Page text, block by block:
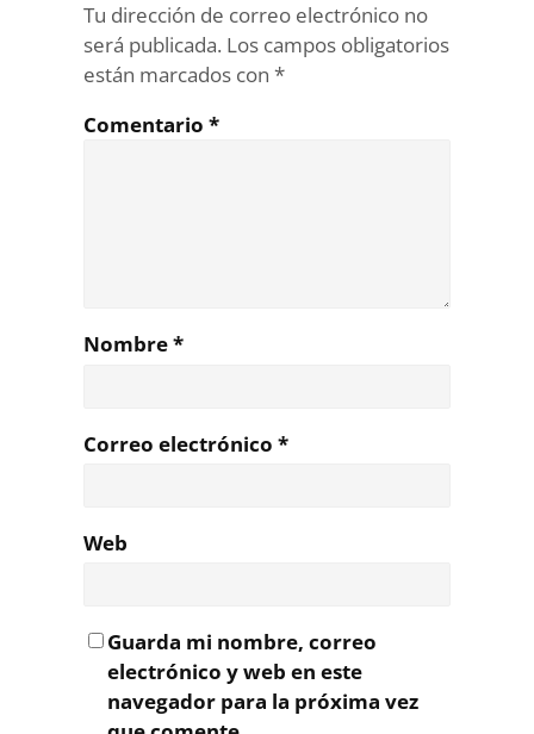
Tu dirección de correo electrónico no
será publicada. Los campos obligatorios
están marcados con *
Comentario *
Nombre*
Correo electrónico *
Web
Guarda mi nombre, correo
electrónico y web en este
navegador para la próxima vez